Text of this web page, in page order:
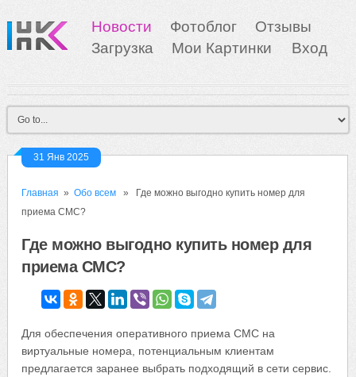
Новости Фотоблог
Отзывы
Загрузка
Мои Картинки Вход
31 Янв 2025
Главная »Обо всем » Где можно выгодно купить номер для
приема СМС?
Где можно выгодно купить номер для
приема СМС?
Для обеспечения оперативного приема СМС на
виртуальные номера, потенциальным клиентам
предлагается заранее выбрать подходящий в сети сервис.